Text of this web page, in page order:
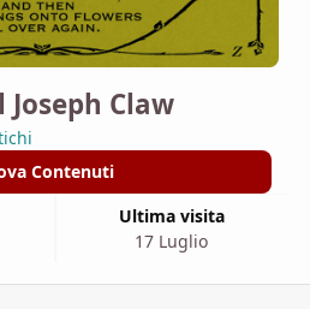
Claw
Ultima visita
17 Luglio
Contenuti